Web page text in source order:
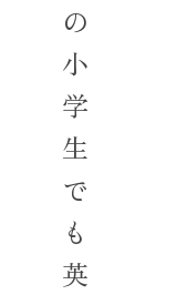
の
小
学
生
で
も
英